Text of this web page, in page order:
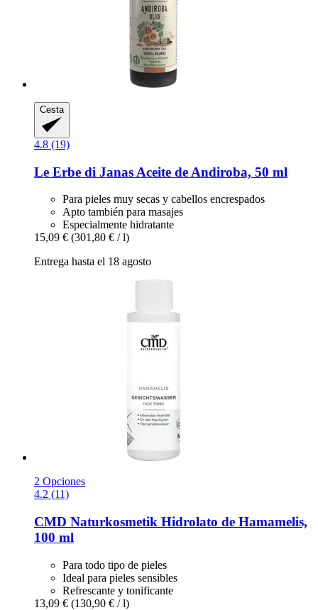
Cesta
4.8 (19)
Le Erbe di Janas Aceite de Andiroba, 50 ml
Para pieles muy secas y cabellos encrespados
Apto también para masajes
Especialmente hidratante
15,09 € (301,80 € / l)
Entrega hasta el 18 agosto
2 Opciones
4.2 (11)
CMD Naturkosmetik Hidrolato de Hamamelis,
100 ml
Para todo tipo de pieles
Ideal para pieles sensibles
Refrescante y tonificante
13,09 € (130,90 € / l)